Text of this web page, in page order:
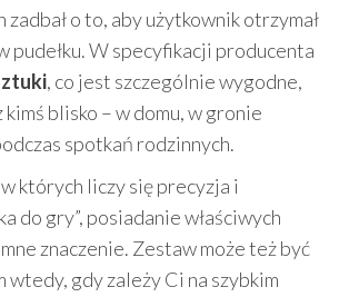
o to, aby użytkownik otrzymał
pudełku. W specyfikacji producenta
, co jest szczególnie wygodne,
kimś blisko – w domu, w gronie
spotkań rodzinnych.
których liczy się precyzja i
do gry”, posiadanie właściwych
znaczenie. Zestaw może też być
wtedy, gdy zależy Ci na szybkim